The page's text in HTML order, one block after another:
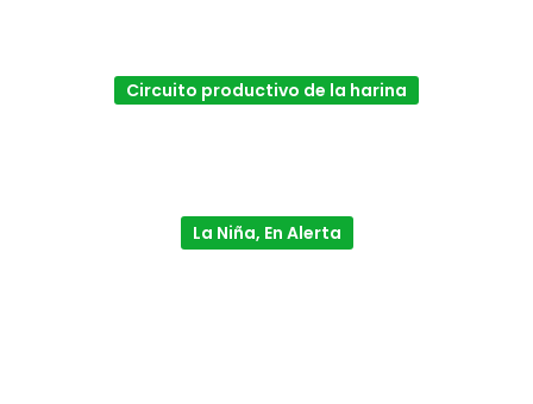
Circuito productivo de la harina
La Niña, En Alerta